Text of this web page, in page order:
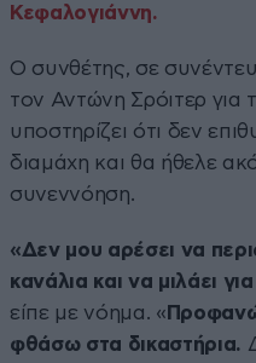
Κεφαλογιάννη.
Ο συνθέτης, σε
τον Αντώνη Σρόιτερ
υποστηρίζει ότι δεν
διαμάχη και θα ήθελε
συνεννόηση.
«Δεν μου αρέσει να
κανάλια και να μιλάει
είπε με νόημα. «
φθάσω στα δικαστήρια.